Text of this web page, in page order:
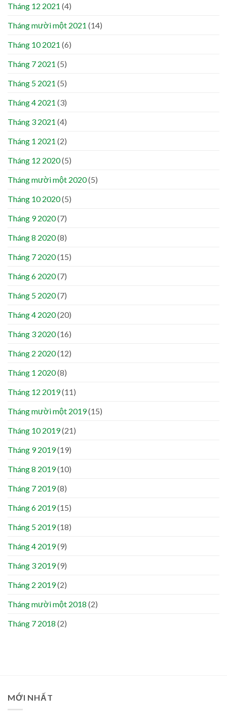
Tháng 12 2021 (4)
Tháng mười một 2021 (14)
Tháng 10 2021 (6)
Tháng 7 2021 (5)
Tháng 5 2021 (5)
Tháng 4 2021 (3)
Tháng 3 2021 (4)
Tháng 1 2021 (2)
Tháng 12 2020(5)
Tháng mười một 2020(5)
Tháng 10 2020(5)
Tháng 9 2020(7)
Tháng 8 2020(8)
Tháng 7 2020(15)
Tháng 6 2020(7)
Tháng 5 2020(7)
Tháng 4 2020(20)
Tháng 3 2020(16)
Tháng 2 2020(12)
Tháng 1 2020(8)
Tháng 12 2019(11)
Tháng mười một 2019(15)
Tháng 10 2019(21)
Tháng 9 2019(19)
Tháng 8 2019(10)
Tháng 7 2019(8)
Tháng 6 2019(15)
Tháng 5 2019(18)
Tháng 4 2019(9)
Tháng 3 2019(9)
Tháng 2 2019(2)
Tháng mười một 2018 (2)
Tháng 7 2018 (2)
MỚI NHẤT